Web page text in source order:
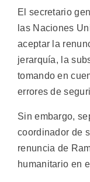
El secretario
las Naciones
aceptar la
jerarquía, la
tomando en
errores de
Sin embargo,
coordinador de
renuncia de
humanitario en